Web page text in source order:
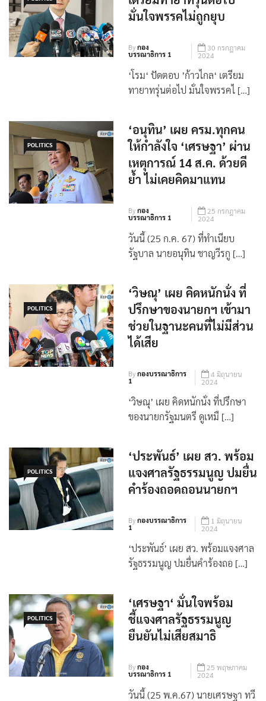
POLITICS
‘โรม‘ ปัดตอบ ’ก้าวไกล‘
เตรียมทายาทรุ่นต่อไป
มั่นใจพรรคไม่ถูกยุบ
Byกอง
บรรณาธิการ 1
30 กรกฎาคม
2024
‘โรม‘ ปัดตอบ ’ก้าวไกล‘ เตรียม
POLITICS
‘อนุทิน’ เผย ครม.ทุกคน
ให้กำลังใจ ‘เศรษฐา’ ผ่าน
เหตุการณ์ 14 ส.ค. ด้วยดี
ย้ำ ไม่เคยคิดมาแทน
Byกอง
บรรณาธิการ 1
25 กรกฎาคม
2024
วันนี้ (25 ก.ค. 67) ที่ทำเนียบ
POLITICS
‘วิษณุ’ เผย คิดหนักนั่ง ที่
ปรึกษาของนายกฯ เข้ามา
ช่วยในฐานะคนที่ไม่มีส่วน
ได้เสีย
Byกองบรรณาธิการ
4 มิถุนายน
2024
‘วิษณุ’ เผย คิดหนักนั่ง ที่ปรึกษา
POLITICS
‘ประพันธ์’ เผย สว. พร้อม
แจงศาลรัฐธรรมนูญ ปมยื่น
คำร้องถอดถอนนายกฯ
Byกองบรรณาธิการ
1 มิถุนายน
2024
‘ประพันธ์’ เผย สว. พร้อมแจงศาล
POLITICS
‘เศรษฐา‘ มั่นใจพร้อม
ชี้แจงศาลรัฐธรรมนูญ
ยืนยันไม่เสียสมาธิ
Byกอง
25 พฤษภาคม